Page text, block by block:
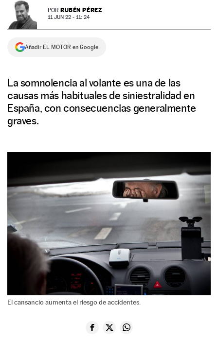
PREMIOS
SERVICIOS
POR RUBÉN PÉREZ
11 JUN 22 - 11: 24
Añadir EL MOTOR en Google
La somnolencia al volante es una de las
causas más habituales de siniestralidad en
España, con consecuencias generalmente
graves.
El cansancio aumenta el riesgo de accidentes.